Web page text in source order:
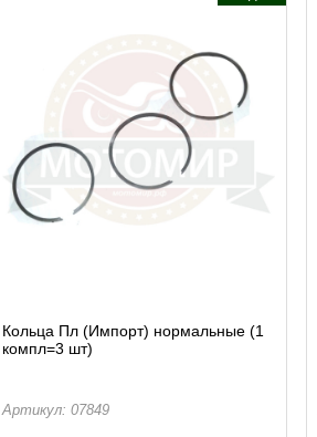
Кольца Пл (Импорт) нормальные (1
компл=3 шт)
Артикул: 07849